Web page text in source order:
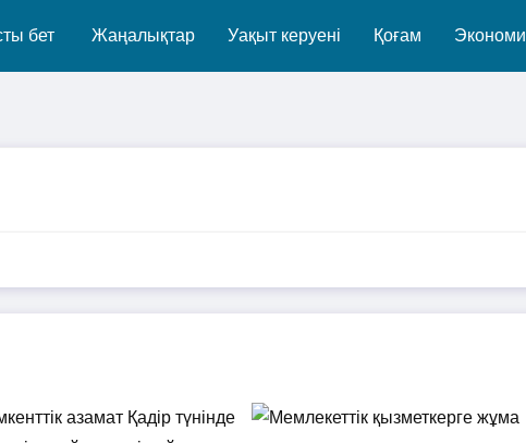
бет Жаңалықтар Уақыт керуені Қоғам